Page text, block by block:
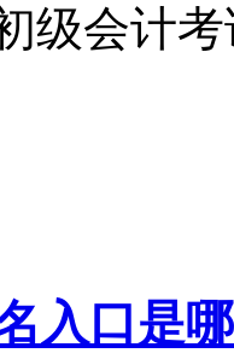
级会计
入口是